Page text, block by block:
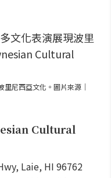
尼西亞文化。圖片來源｜
Cultural
Laie, HI 96762